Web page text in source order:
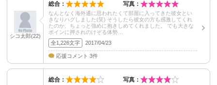
シコ太郎(22)
総合： 写真：
なんとなく海外通に思われたくて部屋に入ってきた彼女とい
きなりハグしました(笑) そうしたら彼女の方も感激してくれ
たのか、ちょっと強めに抱きしめてくれました。 でも大きな
ボインに押されのけぞる体勢…
全1,226文字
2017/04/23
応援コメント 3件
総合： 写真：